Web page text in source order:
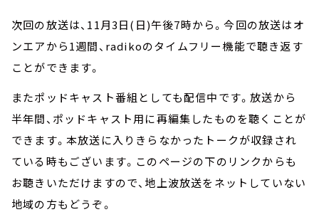
次回の放送は、11月3日(日)午後7時から。今回の放送はオ
ンエアから1週間、radikoのタイムフリー機能で聴き返す
ことができます。
またポッドキャスト番組としても配信中です。放送から
半年間、ポッドキャスト用に再編集したものを聴くことが
できます。本放送に入りきらなかったトークが収録され
ている時もございます。このページの下のリンクからも
お聴きいただけますので、地上波放送をネットしていない
地域の方もどうぞ。